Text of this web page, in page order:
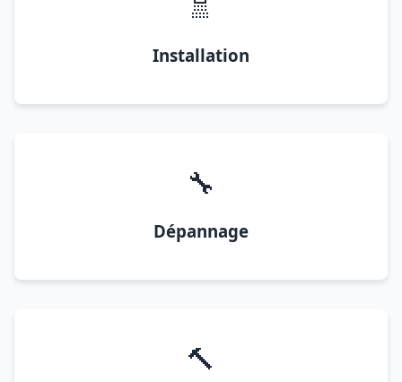
Installation
🔧
Dépannage
🔨